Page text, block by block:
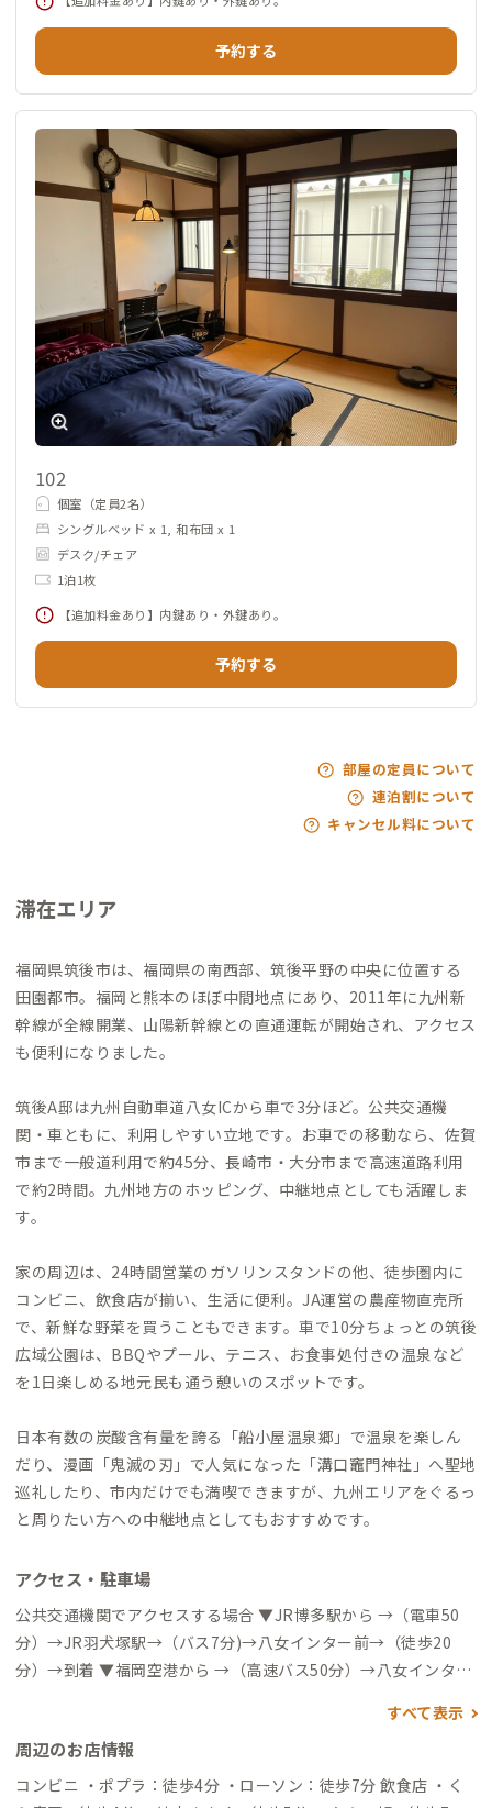
予約する
102
個室（定員2名）
シングルベッド x 1, 和布団 x 1
デスク/チェア
1泊1枚
【追加料金あり】内鍵あり・外鍵あり。
予約する
部屋の定員について
連泊割について
キャンセル料について
滞在エリア
福岡県筑後市は、福岡県の南西部、筑後平野の中央に位置する
田園都市。福岡と熊本のほぼ中間地点にあり、2011年に九州新
幹線が全線開業、山陽新幹線との直通運転が開始され、アクセス
も便利になりました。
筑後A邸は九州自動車道八女ICから車で3分ほど。公共交通機
関・車ともに、利用しやすい立地です。お車での移動なら、佐賀
市まで一般道利用で約45分、長崎市・大分市まで高速道路利用
で約2時間。九州地方のホッピング、中継地点としても活躍しま
す。
家の周辺は、24時間営業のガソリンスタンドの他、徒歩圏内に
コンビニ、飲食店が揃い、生活に便利。JA運営の農産物直売所
で、新鮮な野菜を買うこともできます。車で10分ちょっとの筑後
広域公園は、BBQやプール、テニス、お食事処付きの温泉など
を1日楽しめる地元民も通う憩いのスポットです。
日本有数の炭酸含有量を誇る「船小屋温泉郷」で温泉を楽しん
だり、漫画「鬼滅の刃」で人気になった「溝口竈門神社」へ聖地
巡礼したり、市内だけでも満喫できますが、九州エリアをぐるっ
と周りたい方への中継地点としてもおすすめです。
アクセス・駐車場
公共交通機関でアクセスする場合 ▼JR博多駅から →（電車50
分）→JR羽犬塚駅→（バス7分)→八女インター前→（徒歩20
分）→到着 ▼福岡空港から →（高速バス50分）→八女インター
バス※予約制45分）→JR羽犬塚駅→（バス7分)→八女インター
前→（徒歩20分）→到着 自動車でアクセスする場合 ▼福岡ICか
ら →（高速道路34分）→八女IC→（一般道3分）→到着
すべて表示
周辺のお店情報
コンビニ ・ポプラ：徒歩4分 ・ローソン：徒歩7分 飲食店 ・く